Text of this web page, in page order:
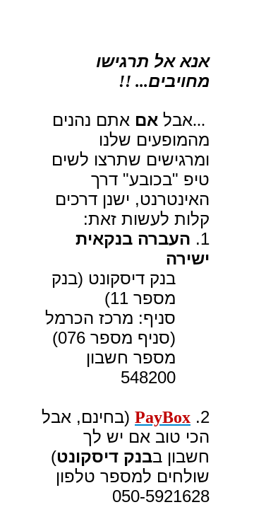
אנא אל תרגישו
מחויבים!! ...
...אבל אם אתם נהנים
מהמופעים שלנו
ומרגישים שתרצו לשים
טיפ "בכובע" דרך
האינטרנט, ישנן דרכים
קלות לעשות זאת:
1. העברה בנקאית
ישירה
בנק דיסקונט (בנק
מספר 11)
סניף: מרכז הכרמל
(סניף מספר 076)
מספר חשבון
548200
2.
PayBox (בחינם, אבל
הכי טוב אם יש לך
חשבון בבנק דיסקונט)
שולחים למספר טלפון
050-5921628